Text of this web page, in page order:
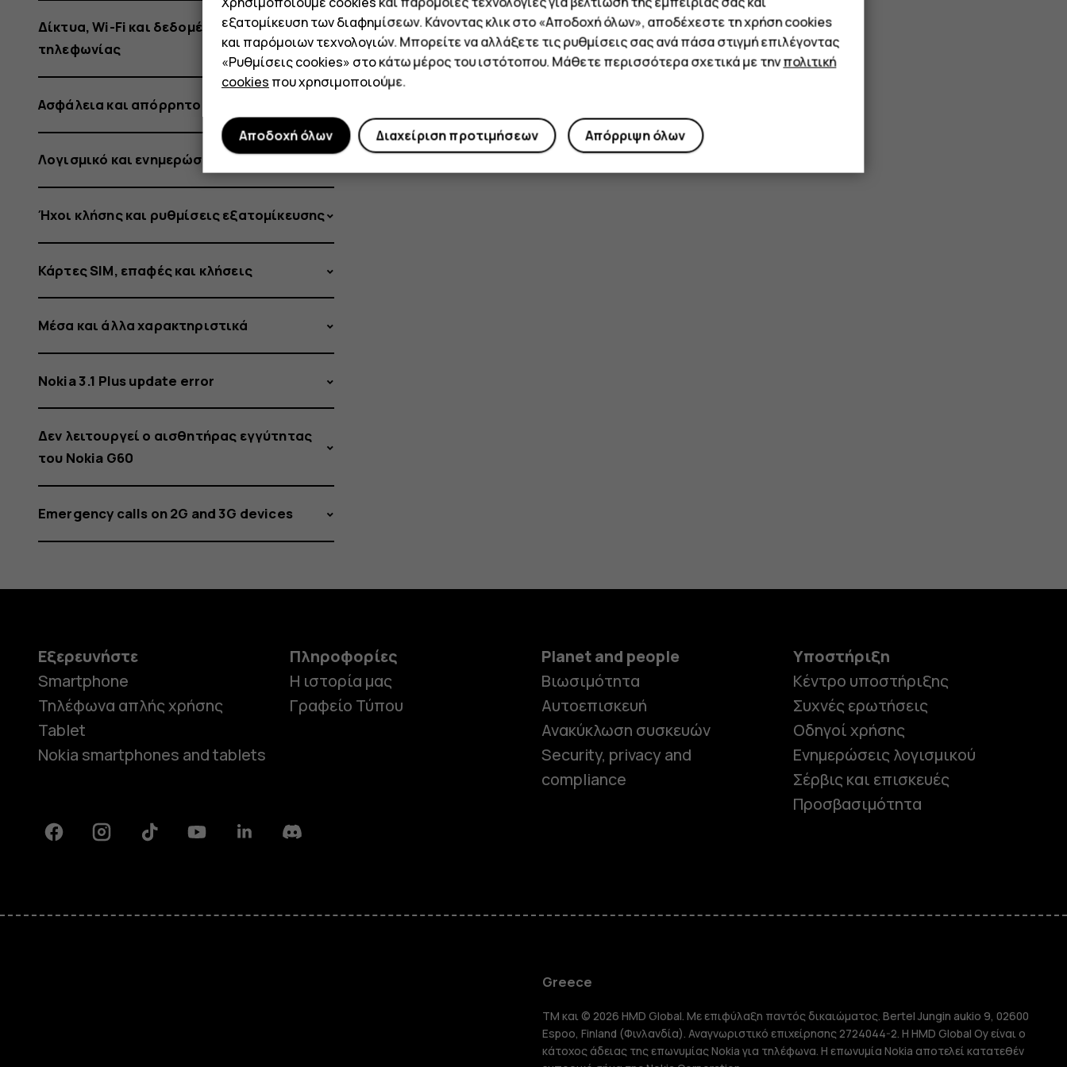
Smartphone
Δίκτυα, Wi-Fi και δεδομένα κινητής
τηλεφωνίας
Ασφάλεια και απόρρητο
Λογισμικό και ενημερώσεις
Ήχοι κλήσης και ρυθμίσεις εξατομίκευσης
Κάρτες SIM, επαφές και κλήσεις
Μέσα και άλλα χαρακτηριστικά
Nokia 3.1 Plus update error
Δεν λειτουργεί ο αισθητήρας εγγύτητας
του Nokia G60
Emergency calls on 2G and 3G devices
Εξερευνήστε
Smartphone
Τηλέφωνα απλής χρήσης
Tablet
Nokia smartphones and tablets
Πληροφορίες
Η ιστορία μας
Γραφείο Τύπου
Planet and people
Βιωσιμότητα
Αυτοεπισκευή
Ανακύκλωση συσκευών
Security, privacy and
compliance
Υποστήριξη
Κέντρο υποστήριξης
Συχνές ερωτήσεις
Οδηγοί χρήσης
Ενημερώσεις λογισμικού
Σέρβις και επισκευές
Προσβασιμότητα
FacebookInstagramTiktok YoutubeLinkedinDiscord
Greece
TM και © 2026 HMD Global. Με επιφύλαξη παντός δικαιώματος. Bertel Jungin aukio 9, 02600
Espoo, Finland (Φινλανδία). Αναγνωριστικό επιχείρησης 2724044-2. Η HMD Global Oy είναι ο
κάτοχος άδειας της επωνυμίας Nokia για τηλέφωνα. Η επωνυμία Nokia αποτελεί κατατεθέν
εξατομίκευση των διαφημίσεων. Κάνοντας κλικ στο «Αποδοχή όλων», αποδέχεστε τη χρήση cookies
και παρόμοιων τεχνολογιών. Μπορείτε να αλλάξετε τις ρυθμίσεις σας ανά πάσα στιγμή επιλέγοντας
«Ρυθμίσεις cookies» στο κάτω μέρος του ιστότοπου. Μάθετε περισσότερα σχετικά με τηνπολιτική
cookies που χρησιμοποιούμε.
Απόρριψη όλων
Διαχείριση προτιμήσεων
Αποδοχή όλων